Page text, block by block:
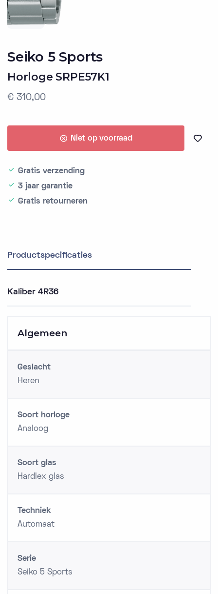
Seiko 5 Sports
Horloge SRPE57K1
€ 310,00
Niet op voorraad
Gratis verzending
3 jaar garantie
Gratis retourneren
Productspecificaties
Kaliber 4R36
Algemeen
Geslacht
Heren
Soort horloge
Analoog
Soort glas
Hardlex glas
Techniek
Automaat
Serie
Seiko 5 Sports